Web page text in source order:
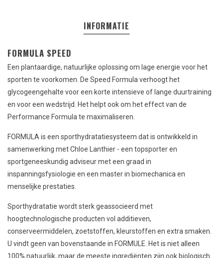
INFORMATIE
FORMULA SPEED
Een plantaardige, natuurlijke oplossing om lage energie voor het
sporten te voorkomen. De Speed Formula verhoogt het
glycogeengehalte voor een korte intensieve of lange duurtraining
en voor een wedstrijd. Het helpt ook om het effect van de
Performance Formula te maximaliseren.
FORMULA is een sporthydratatiesysteem dat is ontwikkeld in
samenwerking met Chloe Lanthier - een topsporter en
sportgeneeskundig adviseur met een graad in
inspanningsfysiologie en een master in biomechanica en
menselijke prestaties.
Sporthydratatie wordt sterk geassocieerd met
hoogtechnologische producten vol additieven,
conserveermiddelen, zoetstoffen, kleurstoffen en extra smaken.
U vindt geen van bovenstaande in FORMULE. Het is niet alleen
100% natuurlijk, maar de meeste ingrediënten zijn ook biologisch